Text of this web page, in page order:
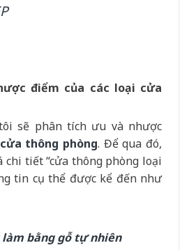
điểm của các loại cửa
sẽ phân tích ưu và nhược
cửa thông phòng. Để qua đó,
chi tiết “cửa thông phòng loại
tin cụ thể được kể đến như
bằng gỗ tự nhiên